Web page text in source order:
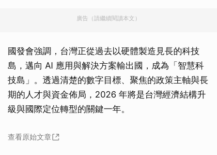
廣告（請繼續閱讀本文）
國發會強調，台灣正從過去以硬體製造見長的科技
島，邁向 AI 應用與解決方案輸出國，成為「智慧科
技島」。透過清楚的數字目標、聚焦的政策主軸與長
期的人才與資金佈局，2026 年將是台灣經濟結構升
級與國際定位轉型的關鍵一年。
查看原始文章